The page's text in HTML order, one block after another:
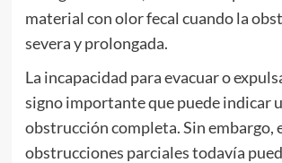
material con olor fecal cuando la
severa y prolongada.
La incapacidad para evacuar o
signo importante que puede indicar
obstrucción completa. Sin embargo,
obstrucciones parciales todavía